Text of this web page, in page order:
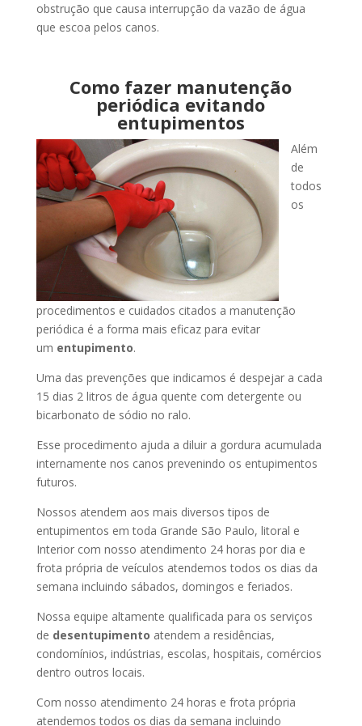
obstrução que causa interrupção da vazão de água
que escoa pelos canos.
Como fazer manutenção
periódica evitando
entupimentos
Além
de
todos
os
procedimentos e cuidados citados a manutenção
periódica é a forma mais eficaz para evitar
um entupimento.
Uma das prevenções que indicamos é despejar a cada
15 dias 2 litros de água quente com detergente ou
bicarbonato de sódio no ralo.
Esse procedimento ajuda a diluir a gordura acumulada
internamente nos canos prevenindo os entupimentos
futuros.
Nossos atendem aos mais diversos tipos de
entupimentos em toda Grande São Paulo, litoral e
Interior com nosso atendimento 24 horas por dia e
frota própria de veículos atendemos todos os dias da
semana incluindo sábados, domingos e feriados.
Nossa equipe altamente qualificada para os serviços
de desentupimento atendem a residências,
condomínios, indústrias, escolas, hospitais, comércios
dentro outros locais.
Com nosso atendimento 24 horas e frota própria
atendemos todos os dias da semana incluindo